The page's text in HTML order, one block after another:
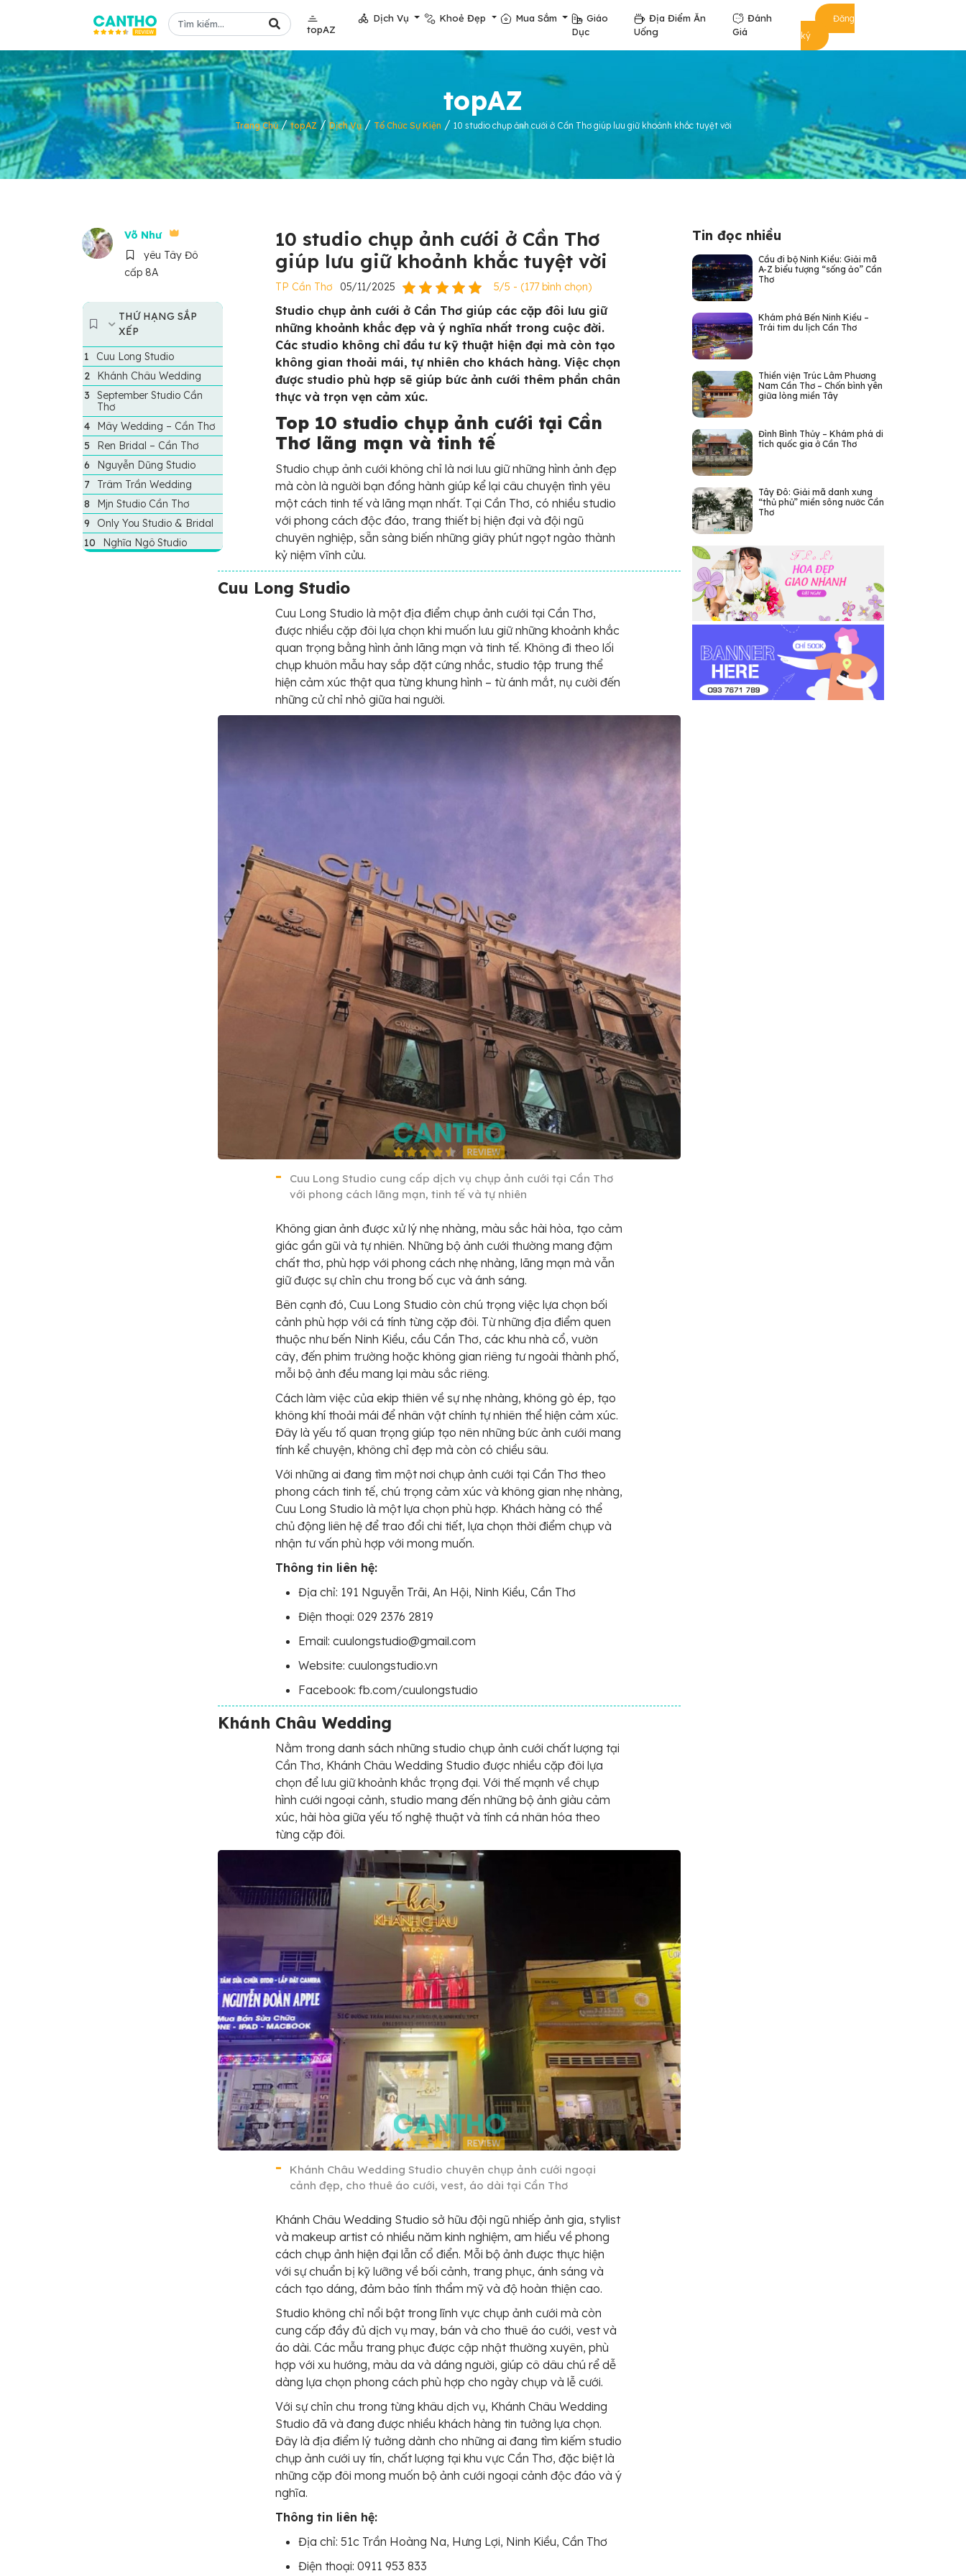
topAZ
Dịch Vụ Khoẻ Đẹp Mua Sắm
Giáo
Dục
Địa Điểm Ăn
Uống
Đánh
Giá
Đăng
ký
topAZ
Trang Chủ/topAZ / Dịch Vụ/ Tổ Chức Sự Kiện / 10 studio chụp ảnh cưới ở Cần Thơ giúp lưu giữ khoảnh khắc tuyệt vời
Võ Như
yêu Tây Đô
cấp 8A
10 studio chụp ảnh cưới ở Cần Thơ
giúp lưu giữ khoảnh khắc tuyệt vời
TP Cần Thơ 05/11/2025 5/5 - (177 bình chọn)
THỨ HẠNG SẮP
XẾP
Cuu Long Studio
Khánh Châu Wedding
September Studio Cần
Thơ
Mây Wedding – Cần Thơ
Ren Bridal – Cần Thơ
Nguyễn Dũng Studio
Trâm Trần Wedding
Mjn Studio Cần Thơ
Only You Studio & Bridal
Nghĩa Ngô Studio
Studio chụp ảnh cưới ở Cần Thơ giúp các cặp đôi lưu giữ
những khoảnh khắc đẹp và ý nghĩa nhất trong cuộc đời.
Các studio không chỉ đầu tư kỹ thuật hiện đại mà còn tạo
không gian thoải mái, tự nhiên cho khách hàng. Việc chọn
được studio phù hợp sẽ giúp bức ảnh cưới thêm phần chân
thực và trọn vẹn cảm xúc.
Top 10 studio chụp ảnh cưới tại Cần
Thơ lãng mạn và tinh tế
Studio chụp ảnh cưới không chỉ là nơi lưu giữ những hình ảnh đẹp
mà còn là người bạn đồng hành giúp kể lại câu chuyện tình yêu
một cách tinh tế và lãng mạn nhất. Tại Cần Thơ, có nhiều studio
với phong cách độc đáo, trang thiết bị hiện đại và đội ngũ
chuyên nghiệp, sẵn sàng biến những giây phút ngọt ngào thành
kỷ niệm vĩnh cửu.
Cuu Long Studio
Cuu Long Studio là một địa điểm chụp ảnh cưới tại Cần Thơ,
được nhiều cặp đôi lựa chọn khi muốn lưu giữ những khoảnh khắc
quan trọng bằng hình ảnh lãng mạn và tinh tế. Không đi theo lối
chụp khuôn mẫu hay sắp đặt cứng nhắc, studio tập trung thể
hiện cảm xúc thật qua từng khung hình – từ ánh mắt, nụ cười đến
những cử chỉ nhỏ giữa hai người.
Cuu Long Studio cung cấp dịch vụ chụp ảnh cưới tại Cần Thơ
với phong cách lãng mạn, tinh tế và tự nhiên
Không gian ảnh được xử lý nhẹ nhàng, màu sắc hài hòa, tạo cảm
giác gần gũi và tự nhiên. Những bộ ảnh cưới thường mang đậm
chất thơ, phù hợp với phong cách nhẹ nhàng, lãng mạn mà vẫn
giữ được sự chỉn chu trong bố cục và ánh sáng.
Bên cạnh đó, Cuu Long Studio còn chú trọng việc lựa chọn bối
cảnh phù hợp với cá tính từng cặp đôi. Từ những địa điểm quen
thuộc như bến Ninh Kiều, cầu Cần Thơ, các khu nhà cổ, vườn
cây, đến phim trường hoặc không gian riêng tư ngoài thành phố,
mỗi bộ ảnh đều mang lại màu sắc riêng.
Cách làm việc của ekip thiên về sự nhẹ nhàng, không gò ép, tạo
không khí thoải mái để nhân vật chính tự nhiên thể hiện cảm xúc.
Đây là yếu tố quan trọng giúp tạo nên những bức ảnh cưới mang
tính kể chuyện, không chỉ đẹp mà còn có chiều sâu.
Với những ai đang tìm một nơi chụp ảnh cưới tại Cần Thơ theo
phong cách tinh tế, chú trọng cảm xúc và không gian nhẹ nhàng,
Cuu Long Studio là một lựa chọn phù hợp. Khách hàng có thể
chủ động liên hệ để trao đổi chi tiết, lựa chọn thời điểm chụp và
nhận tư vấn phù hợp với mong muốn.
Thông tin liên hệ:
Địa chỉ: 191 Nguyễn Trãi, An Hội, Ninh Kiều, Cần Thơ
Điện thoại: 029 2376 2819
Email: cuulongstudio@gmail.com
Website: cuulongstudio.vn
Facebook: fb.com/cuulongstudio
Khánh Châu Wedding
Nằm trong danh sách những studio chụp ảnh cưới chất lượng tại
Cần Thơ, Khánh Châu Wedding Studio được nhiều cặp đôi lựa
chọn để lưu giữ khoảnh khắc trọng đại. Với thế mạnh về chụp
hình cưới ngoại cảnh, studio mang đến những bộ ảnh giàu cảm
xúc, hài hòa giữa yếu tố nghệ thuật và tính cá nhân hóa theo
từng cặp đôi.
Khánh Châu Wedding Studio chuyên chụp ảnh cưới ngoại
cảnh đẹp, cho thuê áo cưới, vest, áo dài tại Cần Thơ
Khánh Châu Wedding Studio sở hữu đội ngũ nhiếp ảnh gia, stylist
và makeup artist có nhiều năm kinh nghiệm, am hiểu về phong
cách chụp ảnh hiện đại lẫn cổ điển. Mỗi bộ ảnh được thực hiện
với sự chuẩn bị kỹ lưỡng về bối cảnh, trang phục, ánh sáng và
cách tạo dáng, đảm bảo tính thẩm mỹ và độ hoàn thiện cao.
Studio không chỉ nổi bật trong lĩnh vực chụp ảnh cưới mà còn
cung cấp đầy đủ dịch vụ may, bán và cho thuê áo cưới, vest và
áo dài. Các mẫu trang phục được cập nhật thường xuyên, phù
hợp với xu hướng, màu da và dáng người, giúp cô dâu chú rể dễ
dàng lựa chọn phong cách phù hợp cho ngày chụp và lễ cưới.
Với sự chỉn chu trong từng khâu dịch vụ, Khánh Châu Wedding
Studio đã và đang được nhiều khách hàng tin tưởng lựa chọn.
Đây là địa điểm lý tưởng dành cho những ai đang tìm kiếm studio
chụp ảnh cưới uy tín, chất lượng tại khu vực Cần Thơ, đặc biệt là
những cặp đôi mong muốn bộ ảnh cưới ngoại cảnh độc đáo và ý
nghĩa.
Thông tin liên hệ:
Địa chỉ: 51c Trần Hoàng Na, Hưng Lợi, Ninh Kiều, Cần Thơ
Điện thoại: 0911 953 833
Tin đọc nhiều
Cầu đi bộ Ninh Kiều: Giải mã
A-Z biểu tượng “sống ảo” Cần
Thơ
Khám phá Bến Ninh Kiều –
Trái tim du lịch Cần Thơ
Thiền viện Trúc Lâm Phương
Nam Cần Thơ – Chốn bình yên
giữa lòng miền Tây
Đình Bình Thủy – Khám phá di
tích quốc gia ở Cần Thơ
Tây Đô: Giải mã danh xưng
“thủ phủ” miền sông nước Cần
Thơ